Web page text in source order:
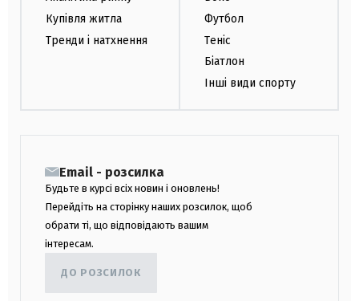
Купівля житла
Тренди і натхнення
Футбол
Теніс
Біатлон
Інші види спорту
Email - розсилка
Будьте в курсі всіх новин і оновлень!
Перейдіть на сторінку наших розсилок, щоб
обрати ті, що відповідають вашим
інтересам.
ДО РОЗСИЛОК